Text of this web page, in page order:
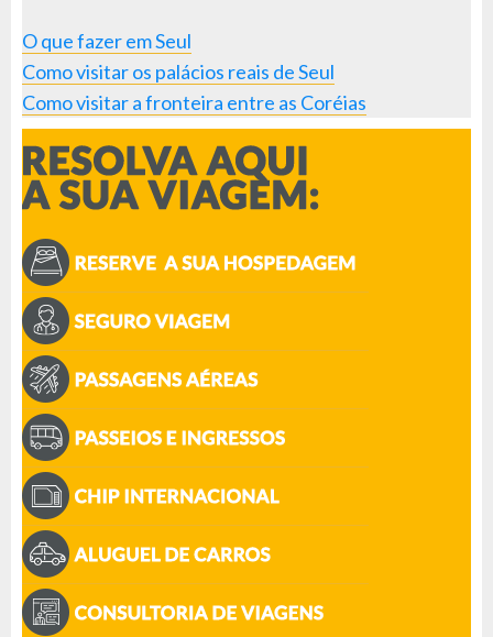
O que fazer em Seul
Como visitar os palácios reais de Seul
Como visitar a fronteira entre as Coréias